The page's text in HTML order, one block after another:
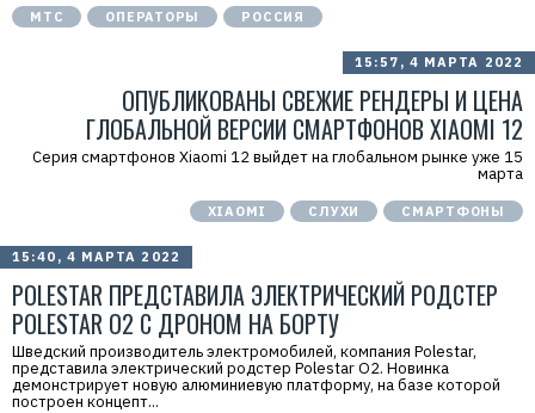
МТС ОПЕРАТОРЫ РОССИЯ
15:57, 4 МАРТА 2022
ОПУБЛИКОВАНЫ СВЕЖИЕ РЕНДЕРЫ И ЦЕНА
ГЛОБАЛЬНОЙ ВЕРСИИ СМАРТФОНОВ XIAOMI 12
Серия смартфонов Xiaomi 12 выйдет на глобальном рынке уже 15
марта
XIAOMI СЛУХИ СМАРТФОНЫ
15:40, 4 МАРТА 2022
POLESTAR ПРЕДСТАВИЛА ЭЛЕКТРИЧЕСКИЙ РОДСТЕР
POLESTAR O2 С ДРОНОМ НА БОРТУ
Шведский производитель электромобилей, компания Polestar,
представила электрический родстер Polestar O2. Новинка
демонстрирует новую алюминиевую платформу, на базе которой
построен концепт...
7
1
4
1
8
6
8